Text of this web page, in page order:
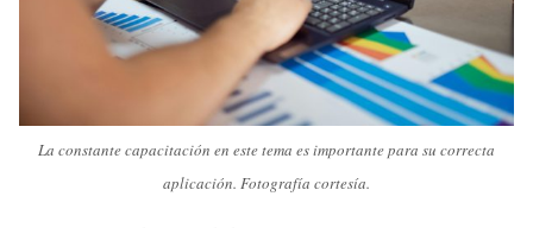
La constante capacitación en este tema es importante para su correcta
aplicación. Fotografía cortesía.